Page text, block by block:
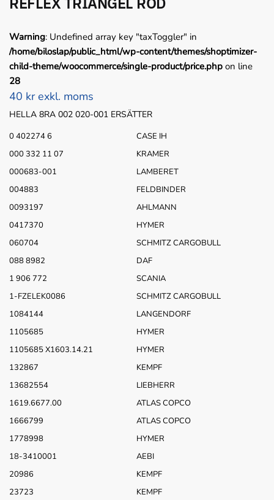
Warning: Undefined array key "taxToggler" in
/home/biloslap/public_html/wp-content/themes/shoptimizer-
child-theme/woocommerce/single-product/price.php on line
28
40 kr exkl. moms
HELLA 8RA 002 020-001 ERSÄTTER
0 402274 6
CASE IH
000 332 11 07
KRAMER
000683-001
LAMBERET
004883
FELDBINDER
0093197
AHLMANN
0417370
HYMER
060704
SCHMITZ CARGOBULL
088 8982
DAF
1 906 772
SCANIA
1-FZELEK0086
SCHMITZ CARGOBULL
1084144
LANGENDORF
1105685
HYMER
1105685 X1603.14.21
HYMER
132867
KEMPF
13682554
LIEBHERR
1619.6677.00
ATLAS COPCO
1666799
ATLAS COPCO
1778998
HYMER
18-3410001
AEBI
20986
KEMPF
23723
KEMPF